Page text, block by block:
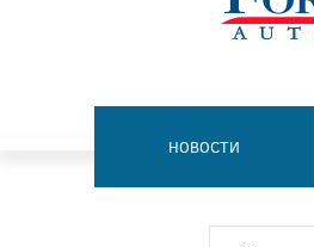
НОВОСТИ